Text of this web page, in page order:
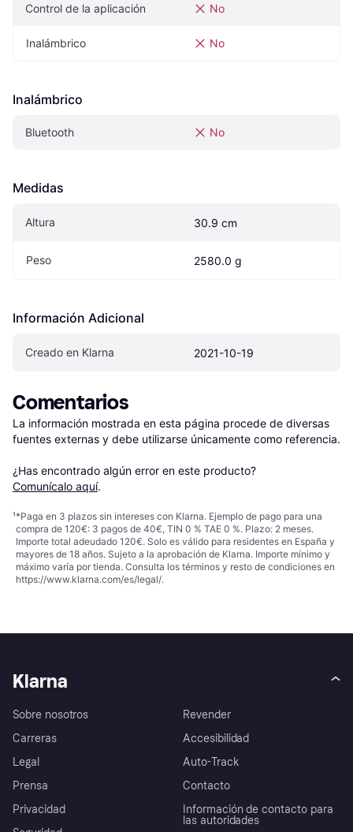
Control de la aplicación No
Inalámbrico No
Inalámbrico
Bluetooth No
Medidas
Altura 30.9 cm
Peso 2580.0 g
Información Adicional
Creado en Klarna 2021-10-19
Comentarios
La información mostrada en esta página procede de diversas
fuentes externas y debe utilizarse únicamente como referencia.
¿Has encontrado algún error en este producto?
Comunícalo aquí.
¹*Paga en 3 plazos sin intereses con Klarna. Ejemplo de pago para una
compra de 120€: 3 pagos de 40€, TIN 0 % TAE 0 %. Plazo: 2 meses.
Importe total adeudado 120€. Solo es válido para residentes en España y
mayores de 18 años. Sujeto a la aprobación de Klarna. Importe mínimo y
máximo varía por tienda. Consulta los términos y resto de condiciones en
https://www.klarna.com/es/legal/.
Klarna
Sobre nosotros
Carreras
Legal
Prensa
Privacidad
Revender
Accesibilidad
Auto-Track
Contacto
Información de contacto para
las autoridades